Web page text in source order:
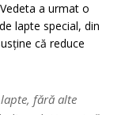
a urmat o
lapte special, din
că reduce
fără alte